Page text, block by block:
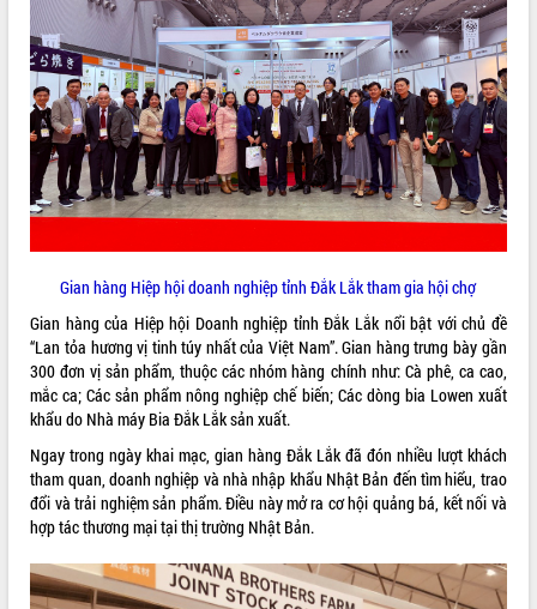
Khám bệnh, cấp phát thuốc miễn phí
và tặng quà người dân xã Cư Pui
Hội nghị UBND tỉnh Đắk Lắk thường kỳ
tháng 7/2026
Lễ truy tặng danh hiệu “Bà Mẹ Việt
Nam Anh hùng” và trao Huân chương
vụ 6 tháng cuối năm 2026
Kỳ họp thứ Hai, Hội đồng nhân dân
tỉnh khóa XI quyết nghị nhiều nội dung
quan trọng
Bí thư Tỉnh ủy Lương Nguyễn Minh
Triết thăm, tặng quà người có công với
cách mạng
Rà soát, hoàn thiện hệ thống thiết chế
văn hóa, thể thao đáp ứng yêu cầu
phát triển mới
Thường trực HĐND tỉnh Đắk Lắk gặp
mặt Đoàn chuyên gia y tế TP. Hồ Chí
LIÊN KẾT WEB
Gian hàng Hiệp hội doanh nghiệp tỉnh Đắk Lắk tham gia hội chợ
Gian hàng của Hiệp hội Doanh nghiệp tỉnh Đắk Lắk nổi bật với chủ đề
“Lan tỏa hương vị tinh túy nhất của Việt Nam”. Gian hàng trưng bày gần
300 đơn vị sản phẩm, thuộc các nhóm hàng chính như: Cà phê, ca cao,
mắc ca; Các sản phẩm nông nghiệp chế biến; Các dòng bia Lowen xuất
khẩu do Nhà máy Bia Đắk Lắk sản xuất.
Ngay trong ngày khai mạc, gian hàng Đắk Lắk đã đón nhiều lượt khách
tham quan, doanh nghiệp và nhà nhập khẩu Nhật Bản đến tìm hiểu, trao
đổi và trải nghiệm sản phẩm. Điều này mở ra cơ hội quảng bá, kết nối và
hợp tác thương mại tại thị trường Nhật Bản.